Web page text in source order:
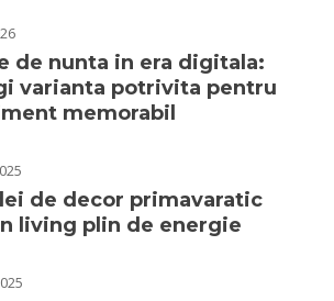
de nunta in era digitala:
varianta potrivita pentru
memorabil
de decor primavaratic
living plin de energie